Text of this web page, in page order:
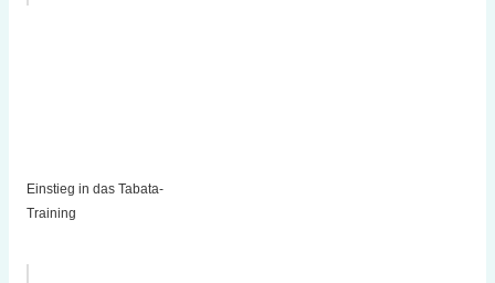
Einstieg in das Tabata-
Training